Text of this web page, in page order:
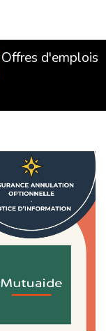
Offres d'emplois